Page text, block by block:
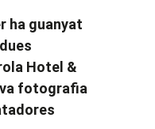
ha guanyat
Hotel &
fotografia